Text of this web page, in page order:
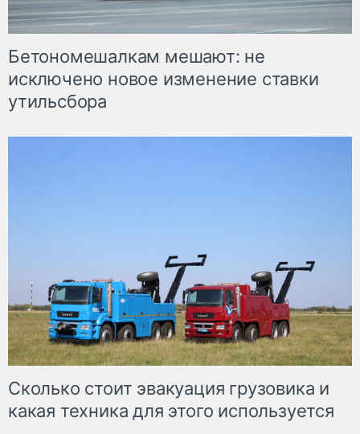
Бетономешалкам мешают: не
исключено новое изменение ставки
утильсбора
Сколько стоит эвакуация грузовика и
какая техника для этого используется